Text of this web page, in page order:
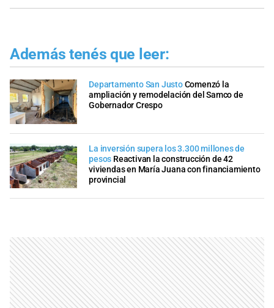
Además tenés que leer:
Departamento San JustoComenzó la
ampliación y remodelación del Samco de
Gobernador Crespo
La inversión supera los 3.300 millones de
pesos Reactivan la construcción de 42
viviendas en María Juana con financiamiento
provincial